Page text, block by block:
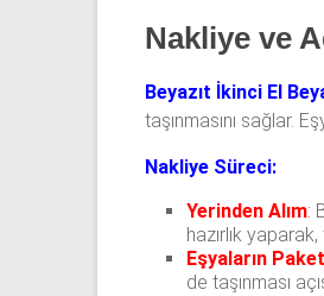
Nakliye ve
Beyazıt İkinci El
taşınmasını sağlar.
Nakliye Süreci:
Yerinden Alım:
hazırlık
Eşyaların
de taşınması